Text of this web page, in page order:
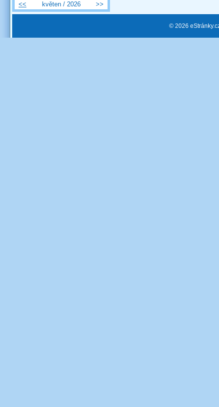
<<
květen / 2026 >>
© 2026